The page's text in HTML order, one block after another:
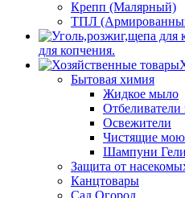
Крепп (Малярный)
ТПЛ
для копчения.
Бытовая химия
Жидкое мыло
Освежители
Чистящие
Шампуни
Защита от
Канцтовары
Сад Огород